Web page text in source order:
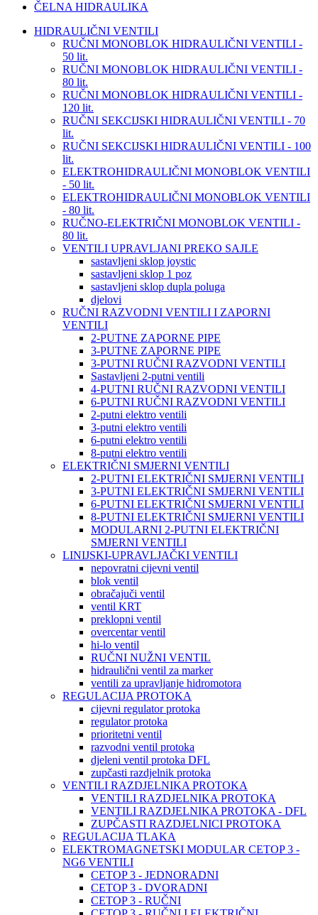
ČELNA HIDRAULIKA
HIDRAULIČNI VENTILI
RUČNI MONOBLOK HIDRAULIČNI VENTILI -
50 lit.
RUČNI MONOBLOK HIDRAULIČNI VENTILI -
80 lit.
RUČNI MONOBLOK HIDRAULIČNI VENTILI -
120 lit.
RUČNI SEKCIJSKI HIDRAULIČNI VENTILI - 70
lit.
RUČNI SEKCIJSKI HIDRAULIČNI VENTILI - 100
lit.
ELEKTROHIDRAULIČNI MONOBLOK VENTILI
- 50 lit.
ELEKTROHIDRAULIČNI MONOBLOK VENTILI
- 80 lit.
RUČNO-ELEKTRIČNI MONOBLOK VENTILI -
80 lit.
VENTILI UPRAVLJANI PREKO SAJLE
sastavljeni sklop joystic
sastavljeni sklop 1 poz
sastavljeni sklop dupla poluga
djelovi
RUČNI RAZVODNI VENTILI I ZAPORNI
VENTILI
2-PUTNE ZAPORNE PIPE
3-PUTNE ZAPORNE PIPE
3-PUTNI RUČNI RAZVODNI VENTILI
Sastavljeni 2-putni ventili
4-PUTNI RUČNI RAZVODNI VENTILI
6-PUTNI RUČNI RAZVODNI VENTILI
2-putni elektro ventili
3-putni elektro ventili
6-putni elektro ventili
8-putni elektro ventili
ELEKTRIČNI SMJERNI VENTILI
2-PUTNI ELEKTRIČNI SMJERNI VENTILI
3-PUTNI ELEKTRIČNI SMJERNI VENTILI
6-PUTNI ELEKTRIČNI SMJERNI VENTILI
8-PUTNI ELEKTRIČNI SMJERNI VENTILI
MODULARNI 2-PUTNI ELEKTRIČNI
SMJERNI VENTILI
LINIJSKI-UPRAVLJAČKI VENTILI
nepovratni cijevni ventil
blok ventil
obračajuči ventil
ventil KRT
preklopni ventil
overcentar ventil
hi-lo ventil
RUČNI NUŽNI VENTIL
hidraulični ventil za marker
ventili za upravljanje hidromotora
REGULACIJA PROTOKA
cijevni regulator protoka
regulator protoka
prioritetni ventil
razvodni ventil protoka
djeleni ventil protoka DFL
zupčasti razdjelnik protoka
VENTILI RAZDJELNIKA PROTOKA
VENTILI RAZDJELNIKA PROTOKA
VENTILI RAZDJELNIKA PROTOKA - DFL
ZUPČASTI RAZDJELNICI PROTOKA
REGULACIJA TLAKA
ELEKTROMAGNETSKI MODULAR CETOP 3 -
NG6 VENTILI
CETOP 3 - JEDNORADNI
CETOP 3 - DVORADNI
CETOP 3 - RUČNI